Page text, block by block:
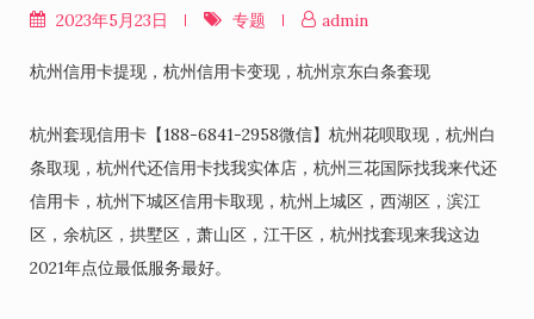
2023年5月23日 专题 admin
杭州信用卡提现，杭州信用卡变现，杭州京东白条套现
杭州套现信用卡【188-6841-2958微信】杭州花呗取现，杭州白
条取现，杭州代还信用卡找我实体店，杭州三花国际找我来代还
信用卡，杭州下城区信用卡取现，杭州上城区，西湖区，滨江
区，余杭区，拱墅区，萧山区，江干区，杭州找套现来我这边
2021年点位最低服务最好。